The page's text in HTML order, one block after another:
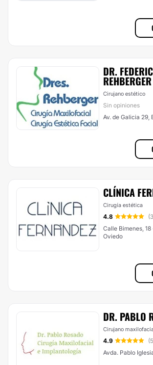
DR.
REHBERGER
Cirujano estético
Sin opiniones
Av. de Galicia 29,
CLÍNICA
Cirugía estética
4.8
Calle Bimenes,
Oviedo
DR. PABLO
Cirujano
4.9
Avda. Pablo